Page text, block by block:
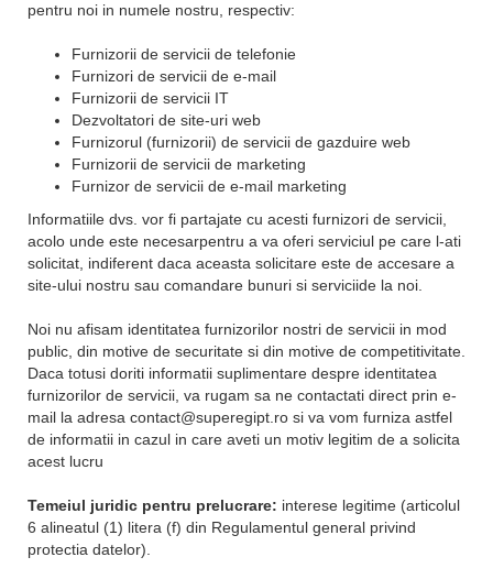
pentru noi in numele nostru, respectiv:
Furnizorii de servicii de telefonie
Furnizori de servicii de e-mail
Furnizorii de servicii IT
Dezvoltatori de site-uri web
Furnizorul (furnizorii) de servicii de gazduire web
Furnizorii de servicii de marketing
Furnizor de servicii de e-mail marketing
Informatiile dvs. vor fi partajate cu acesti furnizori de servicii,
acolo unde este necesarpentru a va oferi serviciul pe care l-ati
solicitat, indiferent daca aceasta solicitare este de accesare a
site-ului nostru sau comandare bunuri si serviciide la noi.
Noi nu afisam identitatea furnizorilor nostri de servicii in mod
public, din motive de securitate si din motive de competitivitate.
Daca totusi doriti informatii suplimentare despre identitatea
furnizorilor de servicii, va rugam sa ne contactati direct prin e-
mail la adresa contact@superegipt.ro si va vom furniza astfel
de informatii in cazul in care aveti un motiv legitim de a solicita
acest lucru
Temeiul juridic pentru prelucrare: interese legitime (articolul
6 alineatul (1) litera (f) din Regulamentul general privind
protectia datelor).